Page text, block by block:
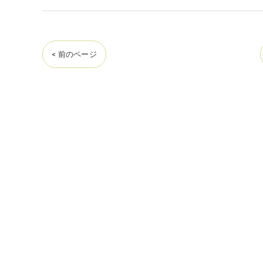
< 前のページ